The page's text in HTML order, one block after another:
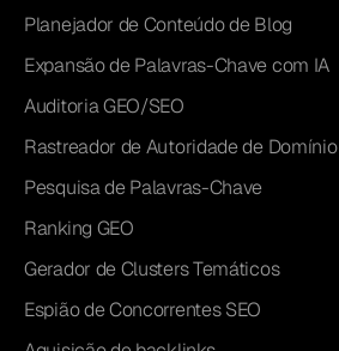
Planejador de Conteúdo de Blog
Expansão de Palavras-Chave com IA
Auditoria GEO/SEO
Rastreador de Autoridade de Domínio
Pesquisa de Palavras-Chave
Ranking GEO
Gerador de Clusters Temáticos
Espião de Concorrentes SEO